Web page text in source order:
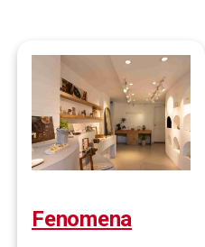
Fenomena